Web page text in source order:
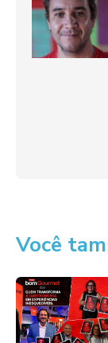
Você